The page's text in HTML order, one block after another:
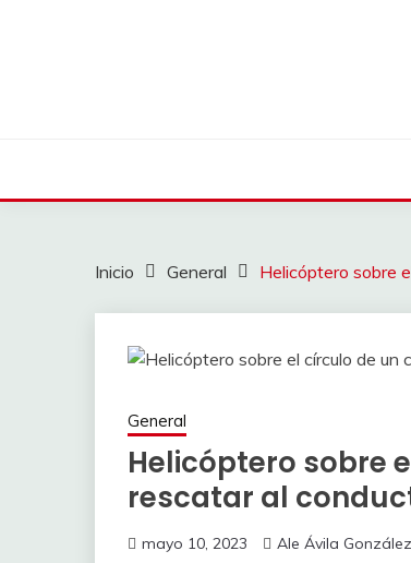
Inicio General Helicóptero sobre
General
Helicóptero sobre
rescatar al
mayo 10, 2023 Ale Ávila González